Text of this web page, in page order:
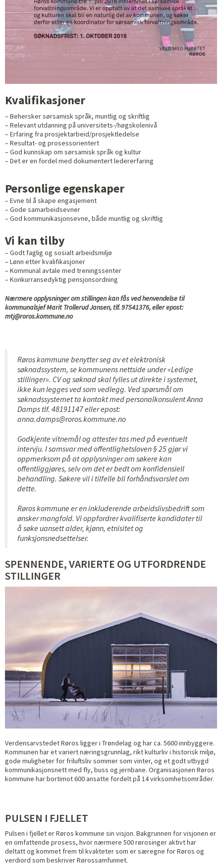
Kvalifikasjoner
– Behersker sørsamisk språk, muntlig og skriftlig
– Relevant utdanning på universitets-/høgskolenivå
– Erfaring fra prosjektarbeid/prosjektledelse
– Resultat- og prosessorientert
– God kunnskap om sørsamisk språk og kultur
– Det er en fordel med dokumentert ledererfaring
Personlige egenskaper
– Evne til å skape engasjement
– Gode samarbeidsevner
– God kommunikasjonsevne, både muntlig og skriftlig
Vi kan tilby
– Godt faglig og sosialt arbeidsmiljø
– Lønn etter kvalifikasjoner
– Kommunal avtale med treningssenter
– Konkurransedyktig pensjonsordning
Nærmere opplysninger om stillingen kan fås ved henvendelse til
kommunalsjef Marit Trollerud Jansen, tlf. 97541376, eller epost:
mtj@roros.kommune.no
Røros kommune benytter seg av et elektronisk
søknadssystem, se kommunens nettside under «Ledige
stillinger». CV og søknad skal fylles ut direkte i systemet,
ikke kun legges ved som vedlegg. Ved spørsmål om
søknadssystemet ta kontakt med personalkonsulent Anna
Damps tlf. 48191147 eller epost:
anna.damps@roros.kommune.no
Godkjente vitnemål og attester tas med på eventuelt
intervju. I samsvar med offentlighetsloven § 25 gjør vi
oppmerksom på at opplysninger om søkere kan
offentliggjøres, selv om det er bedt om konfidensiell
behandling. Søkere vil i tilfelle bli forhåndsvarslet om
dette.
Røros kommune er en inkluderende arbeidslivsbedrift som
ønsker mangfold. Vi oppfordrer kvalifiserte kandidater til
å søke uansett alder, kjønn, etnisitet og
funksjonsnedsettelser.
SPENNENDE, VARIERTE OG UTFORDRENDE
STILLINGER
Verdensarvstedet Røros ligger i Trøndelag og har ca. 5600 innbyggere.
Kommunen har et variert næringsgrunnlag, rikt kulturliv i historisk miljø,
gode muligheter for friluftsliv sommer som vinter, og et godt utbygd
kommunikasjonsnett med fly, buss og jernbane. Organisasjonen Røros
kommune har bortimot 600 ansatte fordelt på 14 virksomhetsområder.
PULSEN I FJELLET
Pulsen i fjellet er Røros kommune sin visjon. Bakgrunnen for visjonen er
en omfattende prosess, hvor nærmere 500 rørosinger aktivt har
deltatt og kommet frem til kvaliteter som er særegne for Røros og
verdiord som beskriver Rørossamfunnet.